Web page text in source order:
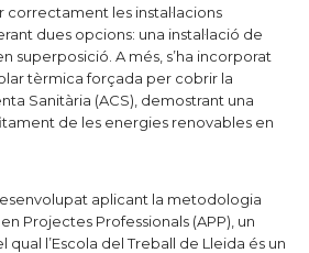
les instal·lacions
dues opcions: una instal·lació de
superposició. A més, s’ha incorporat
tèrmica forçada per cobrir la
Sanitària (ACS), demostrant una
de les energies renovables en
aplicant la metodologia
Projectes Professionals (APP), un
l’Escola del Treball de Lleida és un